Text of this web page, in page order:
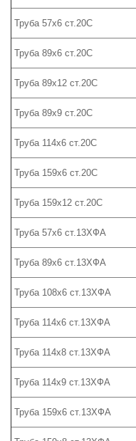
Труба 57х6 ст.20С
Труба 89х6 ст.20С
Труба 89х12 ст.20С
Труба 89х9 ст.20С
Труба 114х6 ст.20С
Труба 159х6 ст.20С
Труба 159х12 ст.20С
Труба 57х6 ст.13ХФА
Труба 89х6 ст.13ХФА
Труба 108х6 ст.13ХФА
Труба 114х6 ст.13ХФА
Труба 114х8 ст.13ХФА
Труба 114х9 ст.13ХФА
Труба 159х6 ст.13ХФА